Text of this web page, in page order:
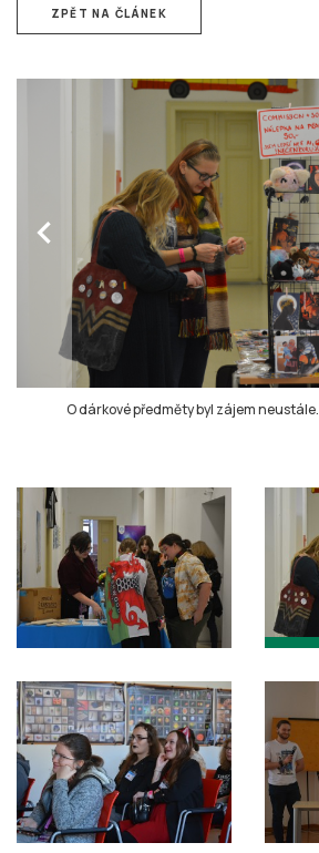
ZPĚT NA ČLÁNEK
chevron_left
O dárkové předměty byl zájem neustále.